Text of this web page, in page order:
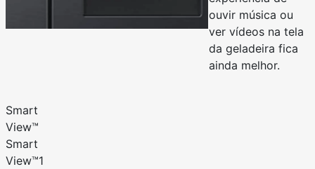
ouvir música ou
ver vídeos na tela
da geladeira fica
ainda melhor.
Smart
View™
Smart
View™1